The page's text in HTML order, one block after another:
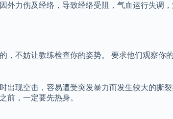
外力伤及经络，导致经络受阻，气血运行失调
不妨让教练检查你的姿势。 要求他们观察你
现空击，容易遭受突发暴力而发生较大的撕
前，一定要先热身。